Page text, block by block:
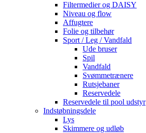
Filtermedier og DAISY
Niveau og flow
Affugtere
Folie og tilbehør
Sport / Leg / Vandfald
Ude bruser
Spil
Vandfald
Svømmetrænere
Rutsjebaner
Reservedele
Reservedele til pool udstyr
Indstøbningsdele
Lys
Skimmere og udløb